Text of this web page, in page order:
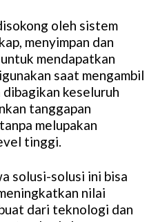
oleh sistem
menyimpan dan
mendapatkan
saat mengambil
keseluruh
tanggapan
melupakan
tinggi.
solusi-solusi ini bisa
nilai
dari teknologi dan